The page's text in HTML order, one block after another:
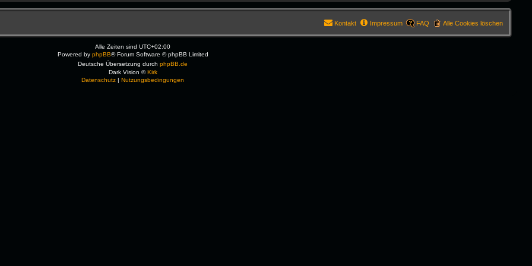
Alle Cookies löschen
FAQ
Impressum
Kontakt
Alle Zeiten sindUTC+02:00
Powered by phpBB® Forum Software © phpBB Limited
Deutsche Übersetzung durchphpBB.de
Dark Vision ©Kirk
Datenschutz |Nutzungsbedingungen